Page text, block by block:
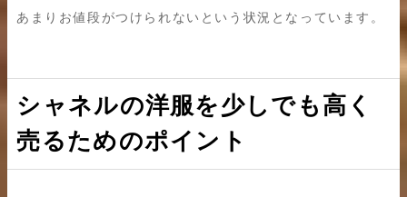
あまりお値段がつけられないという状況となっています。
シャネルの洋服を少しでも高く
売るためのポイント